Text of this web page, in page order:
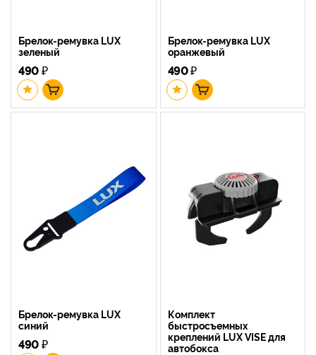
Брелок-ремувка LUX
зеленый
490₽
Брелок-ремувка LUX
оранжевый
490₽
Брелок-ремувка LUX
синий
490₽
Комплект
быстросъемных
креплений LUX VISE для
автобокса